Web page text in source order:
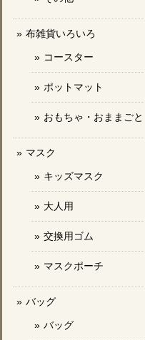
布雑貨いろいろ
コースター
ポットマット
おもちゃ・おままごと
マスク
キッズマスク
大人用
交換用ゴム
マスクポーチ
バッグ
バッグ